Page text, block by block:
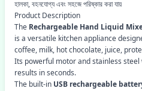
হালকা, বহনযোগ্য এবং সহজে পরিষ্কার করা যায়
Product Description
The Rechargeable Hand Liquid
is a versatile kitchen appliance
coffee, milk, hot chocolate, juice,
Its powerful motor and stainless
results in seconds.
The built-in USB rechargeable